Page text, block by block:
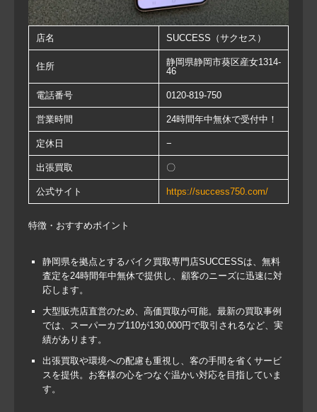
店名 SUCCESS（サクセス）
住所
静岡県静岡市葵区産女1314-
46
電話番号 0120-819-750
営業時間 24時間年中無休で受付中！
定休日 −
出張買取 〇
公式サイト https://success750.com/
特徴・おすすめポイント
静岡県を拠点とするバイク買取専門店SUCCESSは、無料
査定を24時間年中無休で提供し、顧客のニーズに迅速に対
応します。
大型販売店直営のため、高価買取が可能。最新の買取事例
では、スーパーカブ110が130,000円で取引されるなど、実
績があります。
出張買取や環境への配慮も重視し、客の手間を省くサービ
スを提供。お客様の心をつなぐ温かい対応を目指していま
す。